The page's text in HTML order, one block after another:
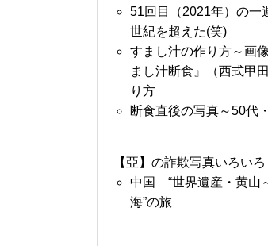
51回目（2021年）の一
世紀を超えた(笑)
すまし汁の作り方～画
まし汁断食』（西式甲
り方
断食直後の写真～50代
【亞】の詐欺写真いろいろ
中国 “世界遺産・黄山
海”の旅